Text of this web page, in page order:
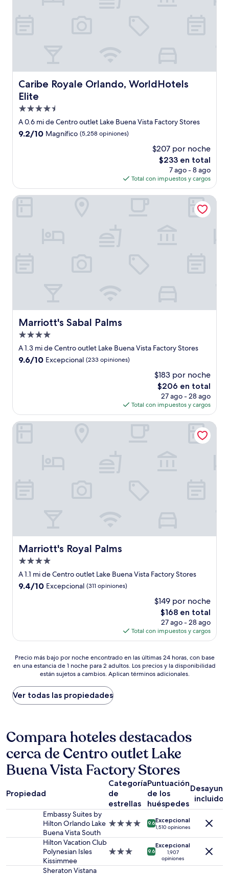
Caribe Royale Orlando, WorldHotels
Elite
Caribe Royale Orlando, WorldHotels Elite
Propiedad
de
4.5
A 0.6 mi de Centro outlet Lake Buena Vista Factory Stores
9.2
9.2/10 Magnífico (5,258 opiniones)
$207 por noche
El
precio
actual
es
de
$233 en total
7 ago - 8 ago
Total con impuestos y cargos
Marriott's Sabal Palms
Marriott's Sabal Palms
Propiedad
de
4.0
A 1.3 mi de Centro outlet Lake Buena Vista Factory Stores
9.6
9.6/10 Excepcional (233 opiniones)
$183 por noche
El
precio
actual
es
de
$206 en total
27 ago - 28 ago
Total con impuestos y cargos
Marriott's Sabal Palms
Marriott's Royal Palms
Marriott's Royal Palms
Propiedad
de
4.0
A 1.1 mi de Centro outlet Lake Buena Vista Factory Stores
9.4
9.4/10 Excepcional (311 opiniones)
$149 por noche
El
precio
actual
es
$168
$168 en total
27 ago - 28 ago
Total con impuestos y cargos
Marriott's Royal Palms
Precio
más
por
noche
encontrado
últimas
24
horas,
con
base
en
estancia
Precio más bajo por noche encontrado en las últimas 24 horas, con base
en una estancia de 1 noche para 2 adultos. Los precios y la disponibilidad
están sujetos a cambios. Aplican términos adicionales.
Ver todas las propiedades
Compara hoteles destacados
cerca de Centro outlet Lake
Buena Vista Factory Stores
Propiedad
Categoría
de
estrellas
Puntuación
de los
huéspedes
Desayuno
incluido
Embassy Suites by
Hilton Orlando Lake
Buena Vista South
Propiedad
estrellas
9.6Excepcional
1,510 opiniones
Hilton Vacation Club
Polynesian Isles
Kissimmee
Propiedad
9.6
Excepcional
1,907
opiniones
Sheraton Vistana